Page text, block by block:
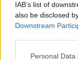
IAB’s list of
also be disclosed
Downstream
Personal